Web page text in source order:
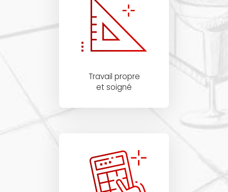
Travail propre
et soigné